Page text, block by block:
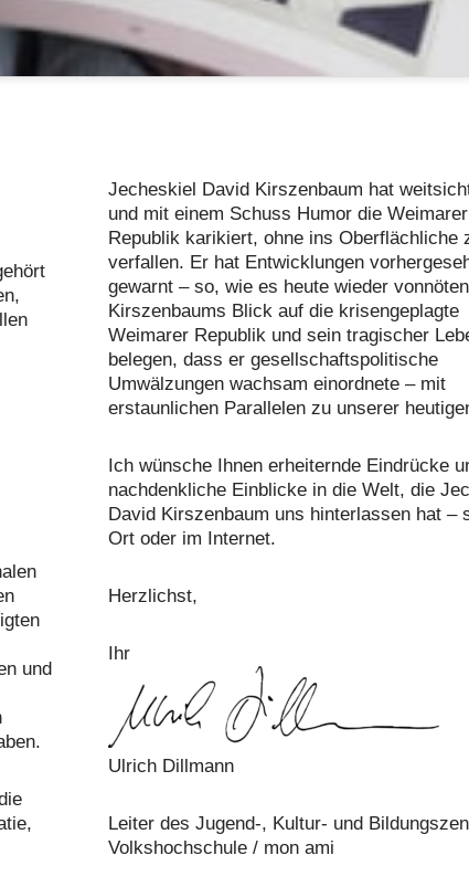
und
Jecheskiel David Kirszenbaum hat
und mit einem Schuss Humor die Weimarer
Republik karikiert, ohne ins Oberflächliche
verfallen. Er hat Entwicklungen
gewarnt – so, wie es heute wieder
Kirszenbaums Blick auf die krisengeplagte
Weimarer Republik und sein tragischer
belegen, dass er gesellschaftspolitische
Umwälzungen wachsam einordnete – mit
erstaunlichen Parallelen zu unserer
Ich wünsche Ihnen erheiternde Eindrücke
nachdenkliche Einblicke in die Welt, die
David Kirszenbaum uns hinterlassen hat –
Ort oder im Internet.
Herzlichst,
Ihr
Ulrich Dillmann
Leiter des Jugend-, Kultur- und
Volkshochschule / mon ami